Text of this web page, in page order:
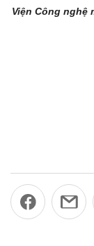
Viện Công nghệ